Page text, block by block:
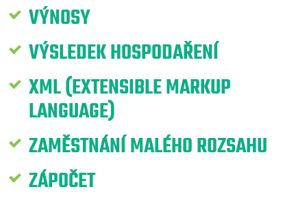
VÝNOSY
VÝSLEDEK HOSPODAŘENÍ
XML (EXTENSIBLE MARKUP
LANGUAGE)
ZAMĚSTNÁNÍ MALÉHO ROZSAHU
ZÁPOČET